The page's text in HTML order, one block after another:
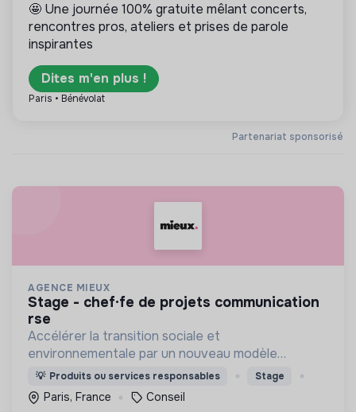
Partenariat sponsorisé
🤩 Une journée 100% gratuite mêlant concerts,
rencontres pros, ateliers et prises de parole
inspirantes
Dites m'en plus !
Paris • Bénévolat
AGENCE MIEUX
stage - chef·fe de projets communication
rse
Accélérer la transition sociale et
environnementale par un nouveau modèle
d'agence engagée, experte, agile, créative et
heureuse.
💡 Produits ou services responsables Stage
Paris, France Conseil